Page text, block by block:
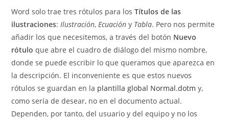
entrada:
Word solo trae tres rótulos para losTítulos de las
ilustraciones:Ilustración,Ecuación y Tabla. Pero nos permite
añadir los que necesitemos, a través del botón Nuevo
rótulo que abre el cuadro de diálogo del mismo nombre,
donde se puede escribir lo que queramos que aparezca en
la descripción. El inconveniente es que estos nuevos
rótulos se guardan en la plantilla global Normal.dotm y,
como sería de desear, no en el documento actual.
Dependen, por tanto, del usuario y del equipo y no los